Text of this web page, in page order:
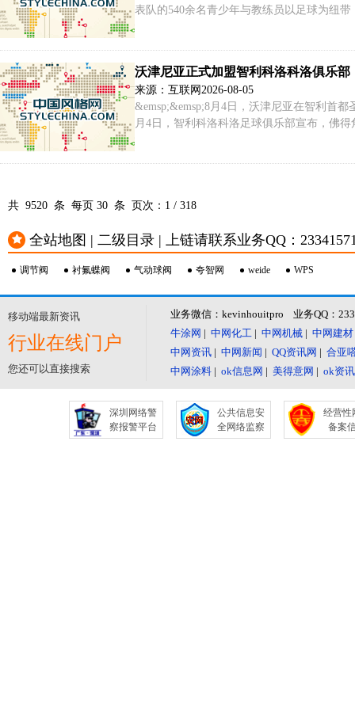
表队的540余名青少年与教练员以足球为纽
沃津尼亚正式加盟智利科洛科洛俱乐部
来源：互联网 2026-08-05
&emsp;&emsp;8月4日，沃津尼亚在智利首
月4日，智利科洛科洛足球俱乐部宣布，佛
共 9520 条 每页 30 条 页次： 1 / 318
全站地图 | 二级目录 | 上链请联系业务QQ：
调节阀 衬氟蝶阀 气动球阀 夸智网 weide WPS
移动端最新资讯
行业在线门户
您还可以直接搜索
业务微信：kevinhouitpro 业务QQ：
牛涂网 | 中网化工 | 中网机械 | 中网建材
中网资讯 | 中网新闻 | QQ资讯网 | 合亚
中网涂料 | ok信息网 | 美得意网 | ok资
深圳网络警
察报警平台
公共信息安
全网络监察
经营性
备案